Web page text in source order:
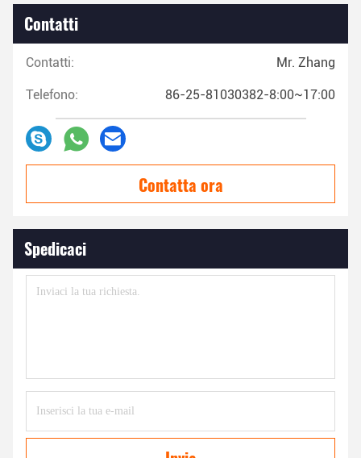
Contatti
Contatti: Mr. Zhang
Telefono: 86-25-81030382-8:00~17:00
Contatta ora
Spedicaci